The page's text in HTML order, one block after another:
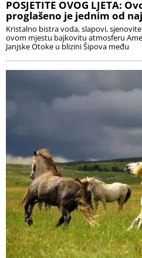
POSJETITE OVOG LJETA:
proglašeno je jednim od
Kristalno bistra voda, slapovi,
ovom mjestu bajkovitu atmosferu
Janjske Otoke u blizini Šipova među